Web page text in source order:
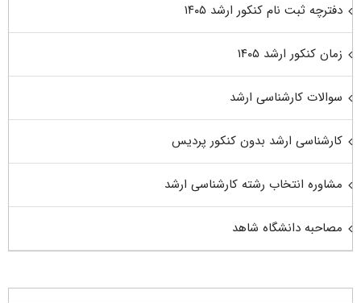
دفترچه ثبت نام کنکور ارشد ۱۴۰۵
زمان کنکور ارشد ۱۴۰۵
سوالات کارشناسی ارشد
کارشناسی ارشد بدون کنکور پردیس
مشاوره انتخاب رشته کارشناسی ارشد
مصاحبه دانشگاه شاهد